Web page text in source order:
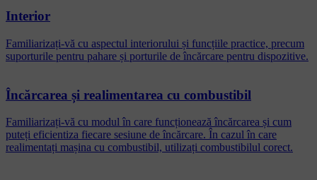
Interior
Familiarizați-vă cu aspectul interiorului și funcțiile practice, precum
suporturile pentru pahare și porturile de încărcare pentru dispozitive.
Încărcarea și realimentarea cu combustibil
Familiarizați-vă cu modul în care funcționează încărcarea și cum
puteți eficientiza fiecare sesiune de încărcare. În cazul în care
realimentați mașina cu combustibil, utilizați combustibilul corect.